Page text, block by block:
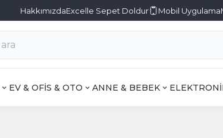
HakkımızdaExcelle Sepet Doldur Mobil Uygulama
EV & OFİS & OTO ANNE & BEBEK